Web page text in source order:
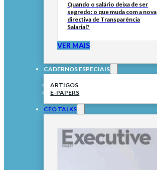
Quando o salário deixa de ser
segredo: o que muda com a nova
directiva de Transparência
Salarial?
VER MAIS
CADERNOS ESPECIAIS
ARTIGOS
E-PAPERS
CEO TALKS